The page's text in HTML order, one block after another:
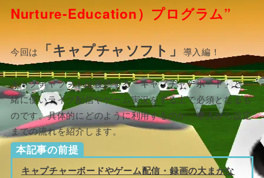
Nurture-Education）プログラム”
今回は「キャプチャソフト」導入編！
キャプチャソフトは後述する「キャプチャーボード」と一
緒に使いライブ配信やゲーム実況をする上で必須となるも
のです。具体的にどのように利用するのか、導入から設定
までの流れを紹介します。
本記事の前提
キャプチャーボードやゲーム配信・録画の大まかな